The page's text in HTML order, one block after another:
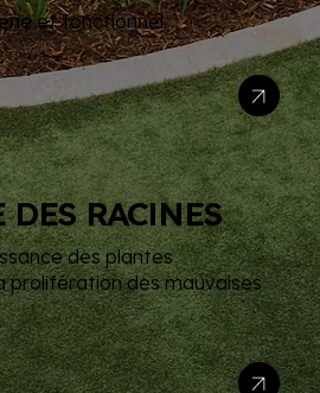
et fonctionnel.
RACINES
des plantes
prolifération des mauvaises